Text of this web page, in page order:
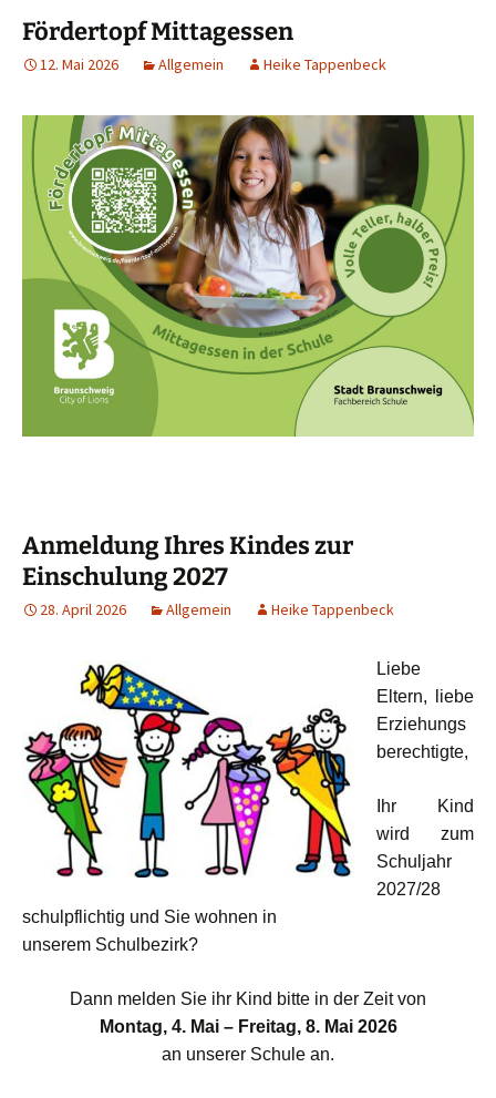
Fördertopf Mittagessen
12. Mai 2026 Allgemein Heike Tappenbeck
Anmeldung Ihres Kindes zur
Einschulung 2027
28. April 2026 Allgemein Heike Tappenbeck
Liebe
Eltern, liebe
Erziehungs
berechtigte,
Ihr Kind
wird zum
Schuljahr
2027/28
schulpflichtig und Sie wohnen in
unserem Schulbezirk?
Dann melden Sie ihr Kind bitte in der Zeit von
Montag, 4. Mai – Freitag, 8. Mai 2026
an unserer Schule an.